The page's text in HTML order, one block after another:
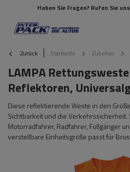
Haben Sie Fragen? Rufen Sie
Zurück Startseite Zubehör
LAMPA
Reflektoren,
Diese reflektierende Weste in den
Sichtbarkeit und die Verkehrssicherheit.
Motorradfahrer, Radfahrer, Fußgänger
verstellbare Einheitsgröße passt für